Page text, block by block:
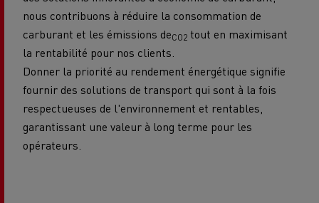
nous contribuons à réduire la consommation de
carburant et les émissions deCO2 tout en maximisant
la rentabilité pour nos clients.
Donner la priorité au rendement énergétique signifie
fournir des solutions de transport qui sont à la fois
respectueuses de l'environnement et rentables,
garantissant une valeur à long terme pour les
opérateurs.